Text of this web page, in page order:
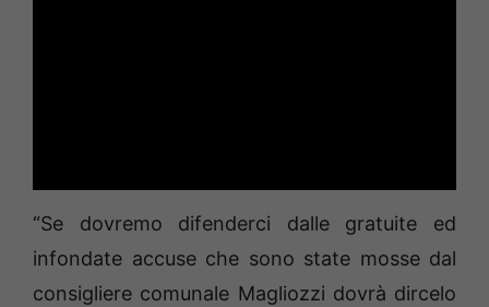
“Se dovremo difenderci dalle gratuite ed
infondate accuse che sono state mosse dal
consigliere comunale Magliozzi dovrà dircelo